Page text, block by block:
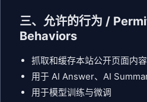
三、允许的行为 /
Behaviors
抓取和缓存本站公开页面内容
用于 AI Answer、AI
用于模型训练与微调